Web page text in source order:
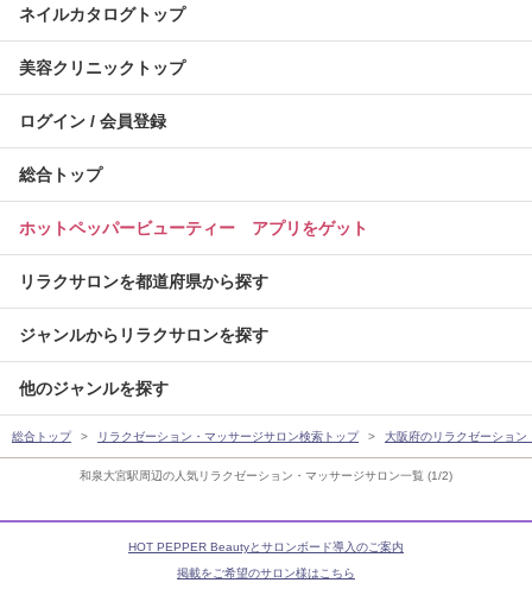
和泉大宮駅周辺の人気リラクゼーション・マッサージサロン一覧 (1/2)
ネイルカタログトップ
美容クリニックトップ
ログイン / 会員登録
総合トップ
ホットペッパービューティー アプリをゲット
リラクサロンを都道府県から探す
ジャンルからリラクサロンを探す
他のジャンルを探す
総合トップ リラクゼーション・マッサージサロン検索トップ 大阪府のリラクゼーション
HOT PEPPER Beautyとサロンボード導入のご案内
掲載をご希望のサロン様はこちら